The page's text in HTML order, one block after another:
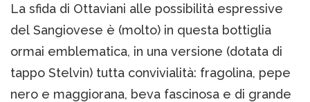
La sfida di Ottaviani alle possibilità espressive
del Sangiovese è (molto) in questa bottiglia
ormai emblematica, in una versione (dotata di
tappo Stelvin) tutta convivialità: fragolina, pepe
nero e maggiorana, beva fascinosa e di grande